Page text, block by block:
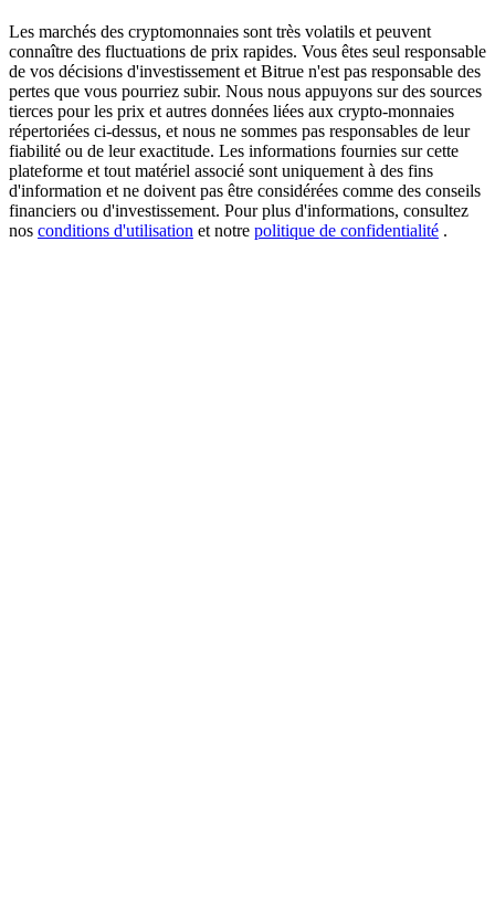
Share 500000 CASHCAT prize pool
Exclusive for BitMart Users
Register & Trade to Win 500,000 USDT
Les marchés des cryptomonnaies sont très volatils et peuvent
connaître des fluctuations de prix rapides. Vous êtes seul responsable
de vos décisions d'investissement et Bitrue n'est pas responsable des
pertes que vous pourriez subir. Nous nous appuyons sur des sources
tierces pour les prix et autres données liées aux crypto-monnaies
répertoriées ci-dessus, et nous ne sommes pas responsables de leur
fiabilité ou de leur exactitude. Les informations fournies sur cette
plateforme et tout matériel associé sont uniquement à des fins
d'information et ne doivent pas être considérées comme des conseils
financiers ou d'investissement. Pour plus d'informations, consultez
nos conditions d'utilisation et notre politique de confidentialité .